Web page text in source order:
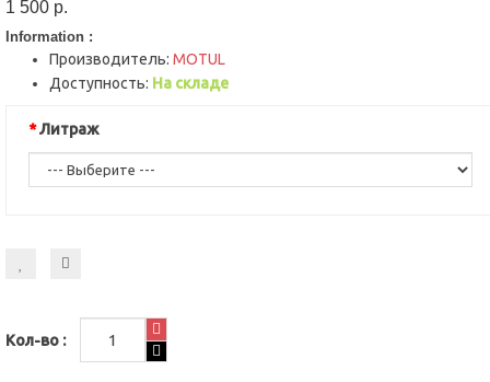
1 500 р.
Information :
Производитель: MOTUL
Доступность: На складе
Литраж
Кол-во :